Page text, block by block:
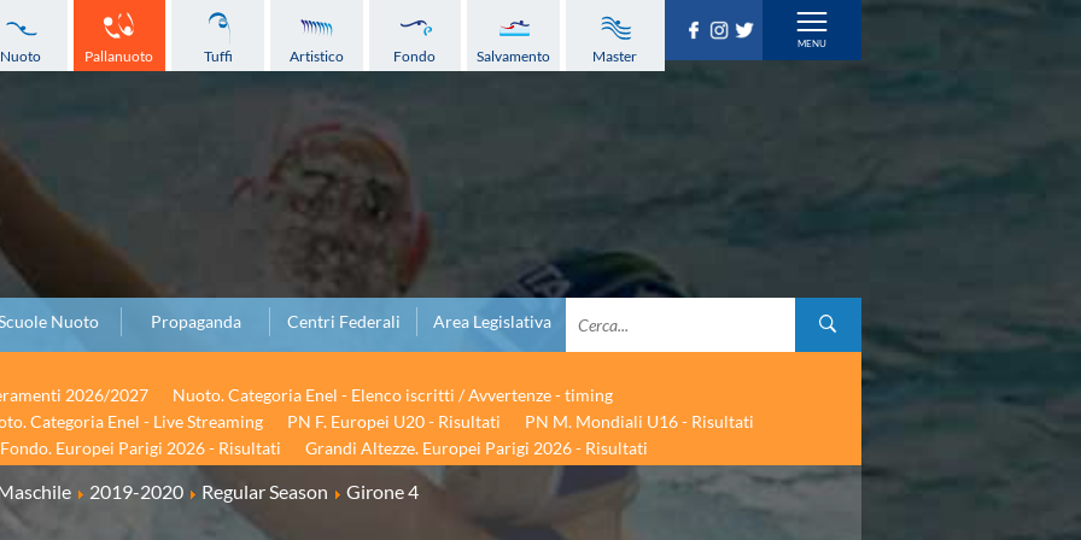
Nuoto Pallanuoto Tuffi Artistico Fondo Salvamento Master
Nuoto Propaganda Centri Federali Area Legislativa
2026/2027
Nuoto. Categoria Enel - Elenco iscritti / Avvertenze - timing
Categoria Enel - Live Streaming PN F. Europei U20 - Risultati
PN M. Mondiali U16 - Risultati
Fondo. Europei Parigi 2026 - Risultati Grandi Altezze. Europei Parigi 2026 - Risultati
2019-2020 Regular Season Girone 4